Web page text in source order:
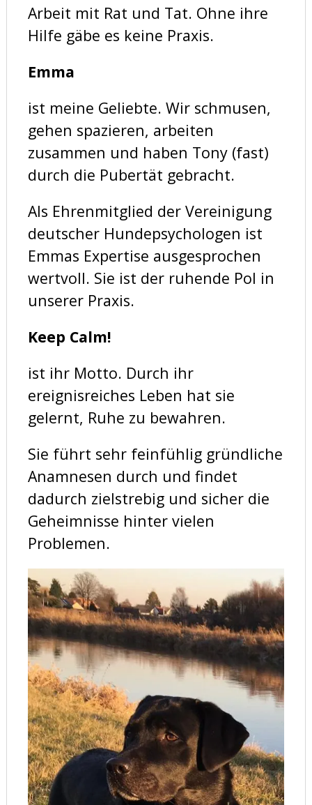
Arbeit mit Rat und Tat. Ohne ihre
Hilfe gäbe es keine Praxis.
Emma
ist meine Geliebte. Wir schmusen,
gehen spazieren, arbeiten
zusammen und haben Tony (fast)
durch die Pubertät gebracht.
Als Ehrenmitglied der Vereinigung
deutscher Hundepsychologen ist
Emmas Expertise ausgesprochen
wertvoll. Sie ist der ruhende Pol in
unserer Praxis.
Keep Calm!
ist ihr Motto. Durch ihr
ereignisreiches Leben hat sie
gelernt, Ruhe zu bewahren.
Sie führt sehr feinfühlig gründliche
Anamnesen durch und findet
dadurch zielstrebig und sicher die
Geheimnisse hinter vielen
Problemen.